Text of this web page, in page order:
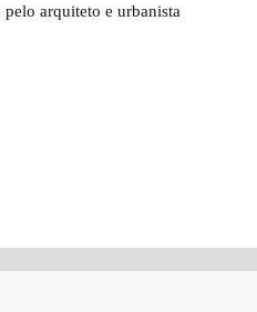
arquiteto e urbanista